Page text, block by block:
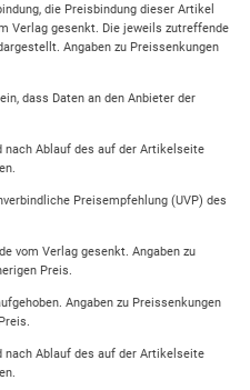
die Preisbindung dieser Artikel
Verlag gesenkt. Die jeweils zutreffende
Angaben zu Preissenkungen
dass Daten an den Anbieter der
nach Ablauf des auf der Artikelseite
Preisempfehlung (UVP) des
vom Verlag gesenkt. Angaben zu
Preis.
Angaben zu Preissenkungen
nach Ablauf des auf der Artikelseite